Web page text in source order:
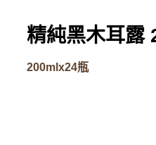
精純黑木耳露
200mlx24瓶